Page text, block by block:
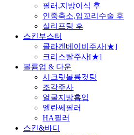
필러,지방이식 후
인중축소,입꼬리수술 후
실리프팅 후
스킨부스터
콜라겐베이비주사[★]
크리스탈주사[★]
볼륨업 & 다운
시크릿볼륨컷팅
조각주사
얼굴지방흡입
엘란쎄필러
HA필러
스킨&바디